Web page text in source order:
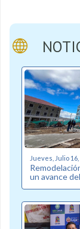
Jueves, Julio 16,
un avance